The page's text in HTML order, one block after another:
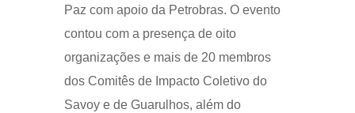
Paz com apoio da Petrobras. O evento
contou com a presença de oito
organizações e mais de 20 membros
dos Comitês de Impacto Coletivo do
Savoy e de Guarulhos, além do